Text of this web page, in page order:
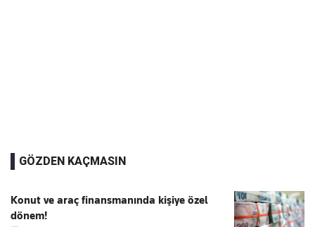
GÖZDEN KAÇMASIN
Konut ve araç finansmanında kişiye özel
dönem!